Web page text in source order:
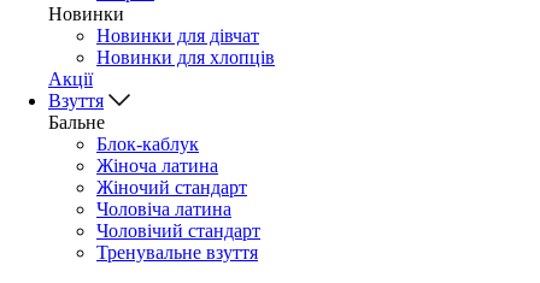
Новинки
Новинки для дівчат
Новинки для хлопців
Акції
Взуття
Бальне
Блок-каблук
Жіноча латина
Жіночий стандарт
Чоловіча латина
Чоловічий стандарт
Тренувальне взуття